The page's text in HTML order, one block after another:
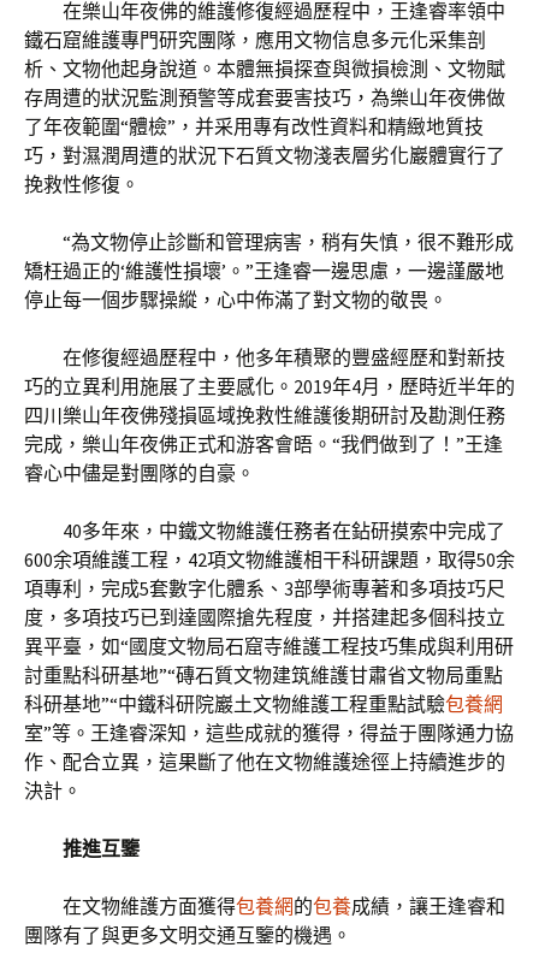
在樂山年夜佛的維護修復經過歷程中，王逢睿率領中
鐵石窟維護專門研究團隊，應用文物信息多元化采集剖
析、文物他起身說道。本體無損探查與微損檢測、文物賦
存周遭的狀況監測預警等成套要害技巧，為樂山年夜佛做
了年夜範圍“體檢”，并采用專有改性資料和精緻地質技
巧，對濕潤周遭的狀況下石質文物淺表層劣化巖體實行了
挽救性修復。
“為文物停止診斷和管理病害，稍有失慎，很不難形成
矯枉過正的‘維護性損壞’。”王逢睿一邊思慮，一邊謹嚴地
停止每一個步驟操縱，心中佈滿了對文物的敬畏。
在修復經過歷程中，他多年積聚的豐盛經歷和對新技
巧的立異利用施展了主要感化。2019年4月，歷時近半年的
四川樂山年夜佛殘損區域挽救性維護後期研討及勘測任務
完成，樂山年夜佛正式和游客會晤。“我們做到了！”王逢
睿心中儘是對團隊的自豪。
40多年來，中鐵文物維護任務者在鉆研摸索中完成了
600余項維護工程，42項文物維護相干科研課題，取得50余
項專利，完成5套數字化體系、3部學術專著和多項技巧尺
度，多項技巧已到達國際搶先程度，并搭建起多個科技立
異平臺，如“國度文物局石窟寺維護工程技巧集成與利用研
討重點科研基地”“磚石質文物建筑維護甘肅省文物局重點
科研基地”“中鐵科研院巖土文物維護工程重點試驗包養網
室”等。王逢睿深知，這些成就的獲得，得益于團隊通力協
作、配合立異，這果斷了他在文物維護途徑上持續進步的
決計。
推進互鑒
在文物維護方面獲得包養網的包養成績，讓王逢睿和
團隊有了與更多文明交通互鑒的機遇。